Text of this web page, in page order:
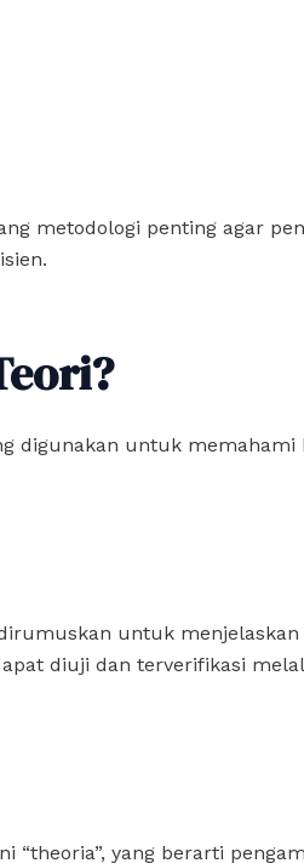
metodologi penting agar
digunakan untuk memahami
untuk menjelaskan
diuji dan terverifikasi
“theoria”, yang berarti